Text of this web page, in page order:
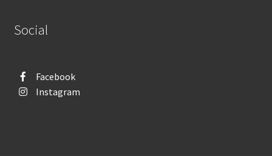
Social
Facebook
Instagram